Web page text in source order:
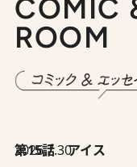
COMIC
ROOM
2026.7.30
第15話 アイス